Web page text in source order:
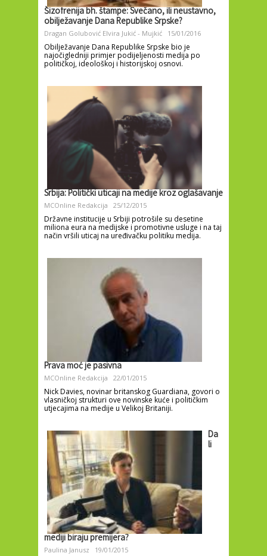
Šizofrenija bh. štampe: Svečano, ili neustavno,
obilježavanje Dana Republike Srpske?
Dragan Golubović Elvira Jukić - Mujkić 15/01/2016
Obilježavanje Dana Republike Srpske bio je
najočigledniji primjer podijeljenosti medija po
političkoj, ideološkoj i historijskoj osnovi.
Srbija: Politički uticaji na medije kroz oglašavanje
MCOnline Redakcija 25/12/2015
Državne institucije u Srbiji potrošile su desetine
miliona eura na medijske i promotivne usluge i na taj
način vršili uticaj na uređivačku politiku medija.
Prava moć je pasivna
MCOnline Redakcija 22/01/2015
Nick Davies, novinar britanskog Guardiana, govori o
vlasničkoj strukturi ove novinske kuće i političkim
utjecajima na medije u Velikoj Britaniji.
Da
li
mediji biraju premijera?
Paulina Janusz 19/01/2015